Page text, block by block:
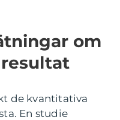
om
de kvantitativa
En studie